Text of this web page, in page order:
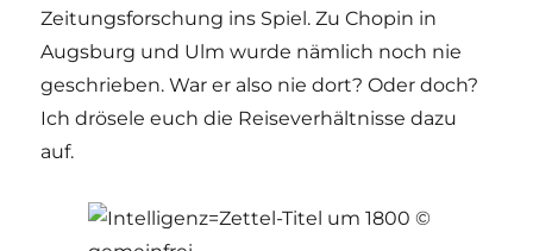
Zeitungsforschung ins Spiel. Zu Chopin in
Augsburg und Ulm wurde nämlich noch nie
geschrieben. War er also nie dort? Oder doch?
Ich drösele euch die Reiseverhältnisse dazu
auf.